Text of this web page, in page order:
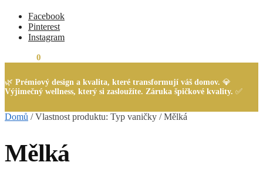
Facebook
Pinterest
Instagram
0
🌿 Prémiový design a kvalita, které transformují váš domov. 💎
Výjimečný wellness, který si zasloužíte. Záruka špičkové kvality. ✅
Domů /Vlastnost produktu: Typ vaničky /Mělká
Mělká